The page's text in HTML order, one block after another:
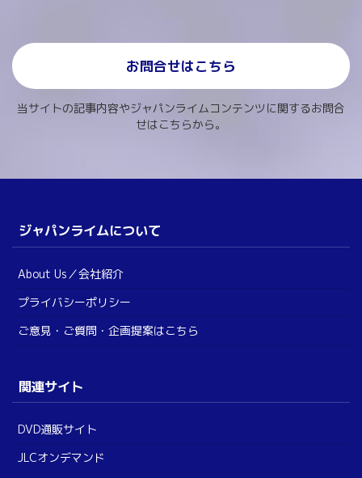
お問合せはこちら
当サイトの記事内容やジャパンライムコンテンツに関するお問合
せはこちらから。
ジャパンライムについて
About Us／会社紹介
プライバシーポリシー
ご意見・ご質問・企画提案はこちら
関連サイト
DVD通販サイト
JLCオンデマンド